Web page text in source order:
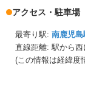
アクセス・駐車場
最寄り駅: 南鹿児島
直線距離: 駅から西
(この情報は経緯度